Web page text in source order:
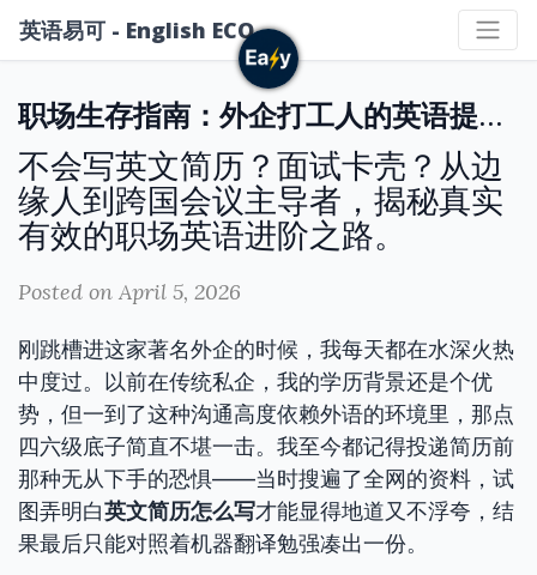
英语易可 - English ECO
职场生存指南：外企打工人的英语提升自救手册
不会写英文简历？面试卡壳？从边
缘人到跨国会议主导者，揭秘真实
有效的职场英语进阶之路。
Posted on April 5, 2026
刚跳槽进这家著名外企的时候，我每天都在水深火热
中度过。以前在传统私企，我的学历背景还是个优
势，但一到了这种沟通高度依赖外语的环境里，那点
四六级底子简直不堪一击。我至今都记得投递简历前
那种无从下手的恐惧——当时搜遍了全网的资料，试
图弄明白英文简历怎么写才能显得地道又不浮夸，结
果最后只能对照着机器翻译勉强凑出一份。